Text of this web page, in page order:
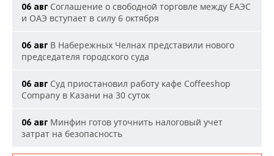
06 авг Соглашение о свободной торговле между ЕАЭС
и ОАЭ вступает в силу 6 октября
06 авг В Набережных Челнах представили нового
председателя городского суда
06 авг Суд приостановил работу кафе Coffeeshop
Company в Казани на 30 суток
06 авг Минфин готов уточнить налоговый учет
затрат на безопасность